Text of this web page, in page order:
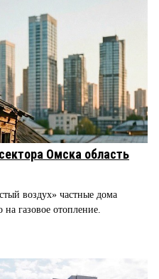
Омска область
воздух» частные дома
газовое отопление.